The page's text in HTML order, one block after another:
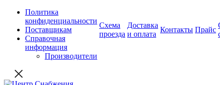
Политика
конфиденциальности
Поставщикам
Справочная
информация
Производители
Схема
проезда
Доставка
и оплата
Контакты Прайс